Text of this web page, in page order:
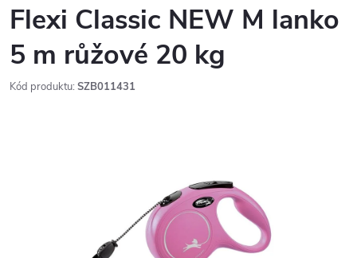
Flexi Classic NEW M lanko
5 m růžové 20 kg
Kód produktu: SZB011431